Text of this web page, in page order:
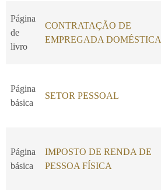
Página
de
livro
CONTRATAÇÃO DE
EMPREGADA DOMÉSTICA
Página
básica
SETOR PESSOAL
Página
básica
IMPOSTO DE RENDA DE
PESSOA FÍSICA